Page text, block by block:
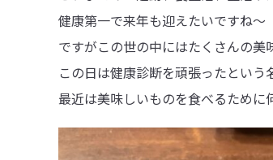
健康第一で来年も迎えたいですね～
ですがこの世の中にはたくさんの美
この日は健康診断を頑張ったという
最近は美味しいものを食べるために